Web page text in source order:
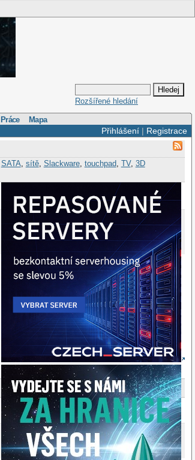
Rozšířené hledání
Práce Mapa
Přihlášení| Registrace
SATA sítě, Slackware, touchpad, TV, 3D